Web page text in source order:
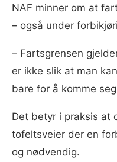
NAF minner om at
– også under
– Fartsgrensen
er ikke slik at man
bare for å komme
Det betyr i praksis at
tofeltsveier der en
og nødvendig.